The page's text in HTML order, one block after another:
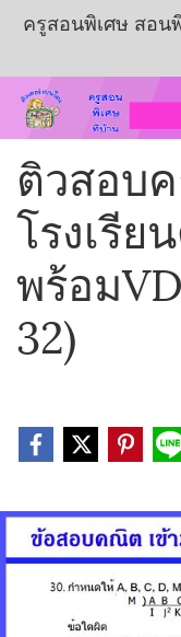
ครูสอนพิเศษ สอน
ติวสอบ
โรงเรีย
พร้อม
32)